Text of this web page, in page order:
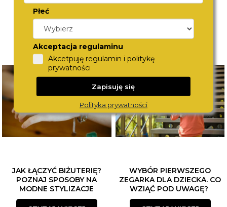
JAK ŁĄCZYĆ BIŻUTERIĘ?
POZNAJ SPOSOBY NA
MODNE STYLIZACJE
WYBÓR PIERWSZEGO
ZEGARKA DLA DZIECKA. CO
WZIĄĆ POD UWAGĘ?
Płeć
Akceptacja regulaminu
Akcetpuję regulamin i politykę
prywatności
Zapisuję się
Polityka prywatności